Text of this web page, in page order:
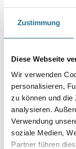
Zustimmung
Diese Webseite
Wir verwenden
personalisieren,
zu können und die
analysieren.
Verwendung
soziale Medien,
Partner führen
Farbtonbezeichnung
Breite in centimeter
Gebinde